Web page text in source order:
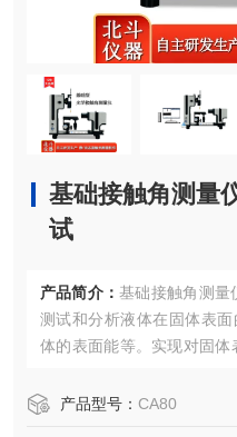
基础接触角测量
试
产品简介： 基础接触角测量
测试和分析液体在固体表
体的表面能等。实现对固体
吸收和铺展等过程分析。
产品型号： CA80